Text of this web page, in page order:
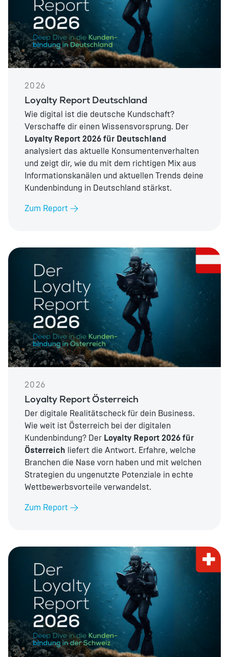
2026
Loyalty Report Deutschland
Wie digital ist die deutsche Kundschaft?
Verschaffe dir einen Wissensvorsprung. Der
Loyalty Report 2026 für Deutschland
analysiert das aktuelle Konsumentenverhalten
und zeigt dir, wie du mit dem richtigen Mix aus
Informationskanälen und aktuellen Trends deine
Kundenbindung in Deutschland stärkst.
Zum Report
2026
Loyalty Report Österreich
Der digitale Realitätscheck für dein Business.
Wie weit ist Österreich bei der digitalen
Kundenbindung? Der Loyalty Report 2026 für
Österreich liefert die Antwort. Erfahre, welche
Branchen die Nase vorn haben und mit welchen
Strategien du ungenutzte Potenziale in echte
Wettbewerbsvorteile verwandelst.
Zum Report